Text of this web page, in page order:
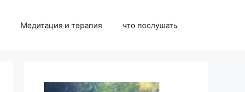
Медитация и терапия что послушать